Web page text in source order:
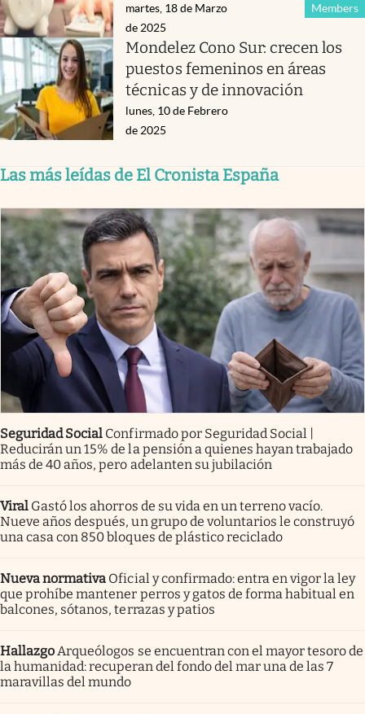
Members
martes, 18 de Marzo
de 2025
Mondelez Cono Sur: crecen los
puestos femeninos en áreas
técnicas y de innovación
lunes, 10 de Febrero
de 2025
Las más leídas de El Cronista España
Seguridad Social Confirmado por Seguridad Social |
Reducirán un 15% de la pensión a quienes hayan trabajado
más de 40 años, pero adelanten su jubilación
Viral Gastó los ahorros de su vida en un terreno vacío.
Nueve años después, un grupo de voluntarios le construyó
una casa con 850 bloques de plástico reciclado
Nueva normativa Oficial y confirmado: entra en vigor la ley
que prohíbe mantener perros y gatos de forma habitual en
balcones, sótanos, terrazas y patios
Hallazgo Arqueólogos se encuentran con el mayor tesoro de
la humanidad: recuperan del fondo del mar una de las 7
maravillas del mundo